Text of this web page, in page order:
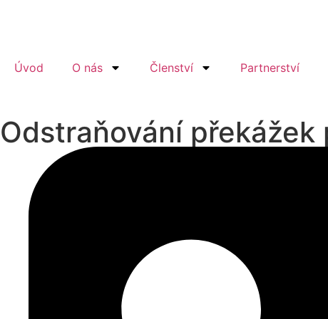
Úvod O nás Členství Partnerství
Odstraňování